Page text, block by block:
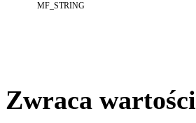
MF_STRING
Zwraca wartości